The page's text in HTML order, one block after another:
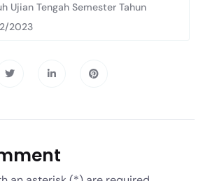
Ujian Tengah Semester Tahun
2023